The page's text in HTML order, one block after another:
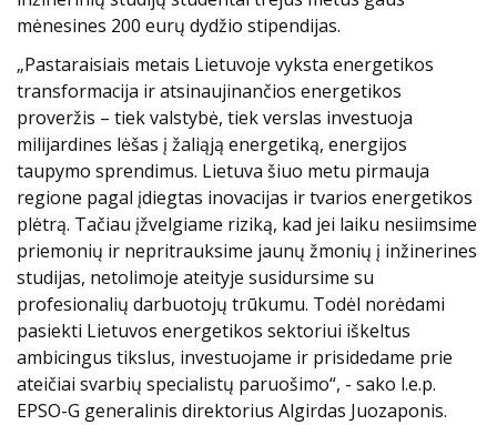
mėnesines 200 eurų dydžio stipendijas.
„Pastaraisiais metais Lietuvoje vyksta energetikos
transformacija ir atsinaujinančios energetikos
proveržis – tiek valstybė, tiek verslas investuoja
milijardines lėšas į žaliąją energetiką, energijos
taupymo sprendimus. Lietuva šiuo metu pirmauja
regione pagal įdiegtas inovacijas ir tvarios energetikos
plėtrą. Tačiau įžvelgiame riziką, kad jei laiku nesiimsime
priemonių ir nepritrauksime jaunų žmonių į inžinerines
studijas, netolimoje ateityje susidursime su
profesionalių darbuotojų trūkumu. Todėl norėdami
pasiekti Lietuvos energetikos sektoriui iškeltus
ambicingus tikslus, investuojame ir prisidedame prie
ateičiai svarbių specialistų paruošimo“, - sako l.e.p.
EPSO-G generalinis direktorius Algirdas Juozaponis.